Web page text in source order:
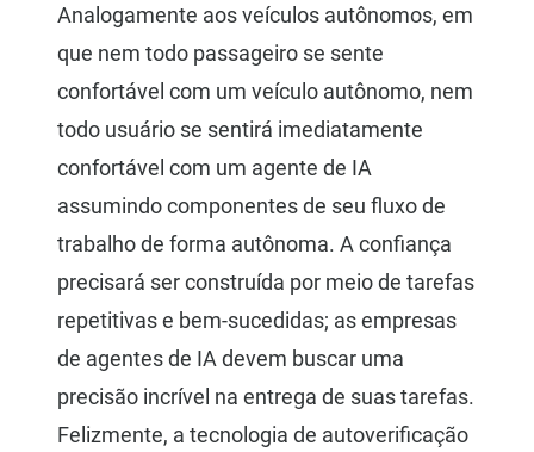
Analogamente aos veículos autônomos, em
que nem todo passageiro se sente
confortável com um veículo autônomo, nem
todo usuário se sentirá imediatamente
confortável com um agente de IA
assumindo componentes de seu fluxo de
trabalho de forma autônoma. A confiança
precisará ser construída por meio de tarefas
repetitivas e bem-sucedidas; as empresas
de agentes de IA devem buscar uma
precisão incrível na entrega de suas tarefas.
Felizmente, a tecnologia de autoverificação